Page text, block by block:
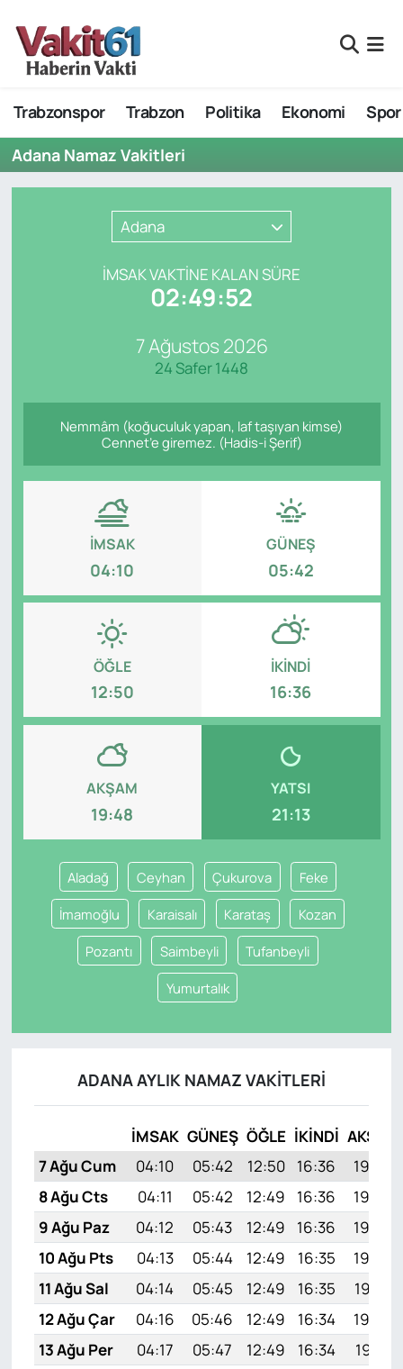
Trabzonspor Trabzon Politika Ekonomi
Spor
Adana Namaz Vakitleri
Adana
İMSAK VAKTİNE KALAN SÜRE
02:49:52
7 Ağustos 2026
24 Safer 1448
Nemmâm (koğuculuk yapan, laf taşıyan kimse)
Cennet’e giremez. (Hadis-i Şerif)
İMSAK
04:10
GÜNEŞ
05:42
ÖĞLE
12:50
İKINDI
16:36
AKŞAM
19:48
YATSI
21:13
Aladağ Ceyhan Çukurova Feke
İmamoğlu Karaisalı Karataş Kozan
Pozantı Saimbeyli Tufanbeyli
Yumurtalık
ADANA AYLIK NAMAZ VAKITLERI
İMSAK GÜNEŞ ÖĞLE İKINDI AKŞAM
7 Ağu Cum
04:10 05:42 12:50 16:36
19:48
8 Ağu Cts
04:11 05:42 12:49 16:36
19:46
9 Ağu Paz
04:12 05:43 12:49 16:36
19:45
10 Ağu Pts
04:13 05:44 12:49 16:35
19:44
11 Ağu Sal
04:14 05:45 12:49 16:35
19:43
12 Ağu Çar
04:16 05:46 12:49 16:34
19:42
13 Ağu Per
04:17 05:47 12:49 16:34
19:41
Nöbetçi Eczaneler
Hava Durumu
Namaz Vakitleri
Trafik Durumu
Tüm Manşetler
Son Dakika Haberleri